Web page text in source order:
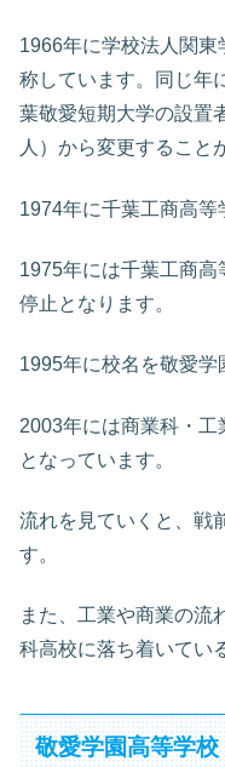
1966年に学校法人関
称しています。同じ年
葉敬愛短期大学の設置
人）から変更すること
1974年に千葉工商高等
1975年には千葉工商
停止となります。
1995年に校名を敬愛学
2003年には商業科・
となっています。
流れを見ていくと、戦
す。
また、工業や商業の流
科高校に落ち着いてい
敬愛学園高等学